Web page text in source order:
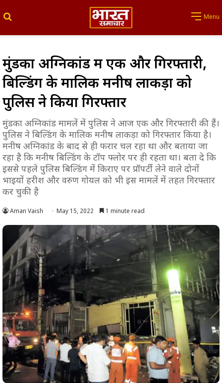
Menu
मुंडका अग्निकांड में एक और गिरफ्तारी,
बिल्डिंग के मालिक मनीष लाकड़ा को
पुलिस ने किया गिरफ्तार
मुंडका अग्निकांड मामलें में पुलिस ने आज एक और गिरफ्तारी की हैं।
पुलिस ने बिल्डिंग के मालिक मनीष लाकड़ा को गिरफ्तार किया है।
मनीष अग्निकांड के बाद से ही फरार चल रहा था और बताया जा
रहा है कि मनीष बिल्डिंग के टॉप फ्लोर पर ही रहता था। बता दे कि
इससे पहले पुलिस बिल्डिंग में किराए पर प्रॉपर्टी लेने वाले दोनों
भाइयों हरीश और वरुण गोयल को भी इस मामलें में तहत गिरफ्तार
कर चुकी है
Aman Vaish May 15, 2022 1 minute read